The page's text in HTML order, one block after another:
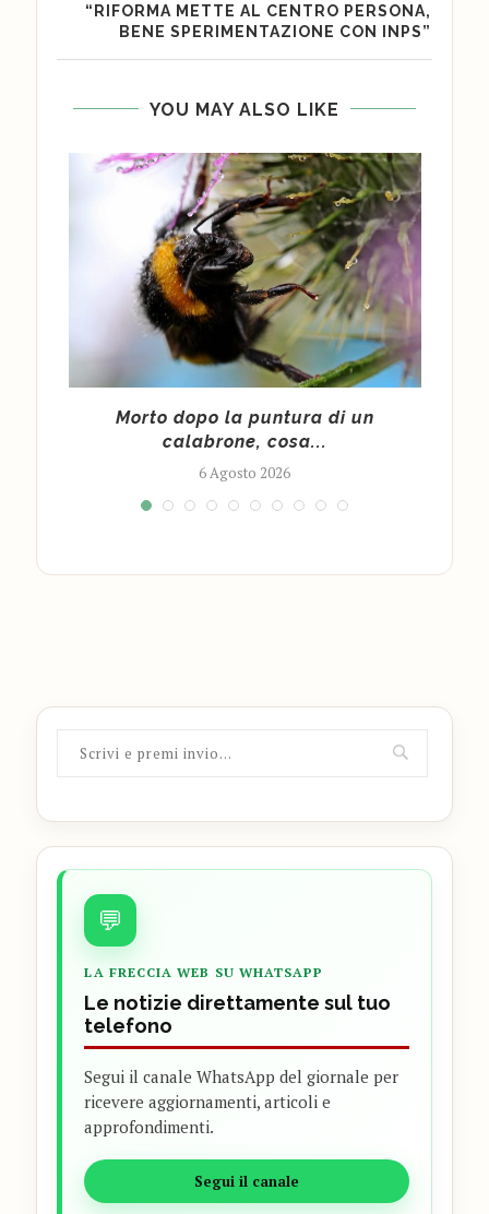
“RIFORMA METTE AL CENTRO PERSONA,
BENE SPERIMENTAZIONE CON INPS”
YOU MAY ALSO LIKE
Morto dopo la puntura di un
calabrone, cosa...
6 Agosto 2026
💬
LA FRECCIA WEB SU WHATSAPP
Le notizie direttamente sul tuo
telefono
Segui il canale WhatsApp del giornale per
ricevere aggiornamenti, articoli e
approfondimenti.
Segui il canale